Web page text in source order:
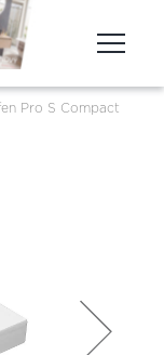
Pro S Compact